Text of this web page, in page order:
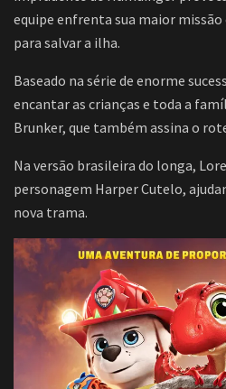
equipe enfrenta sua maior
para salvar a ilha.
Baseado na série de enorme
encantar as crianças e toda a
Brunker, que também assina o
Na versão brasileira do longa,
personagem Harper Cutelo,
nova trama.